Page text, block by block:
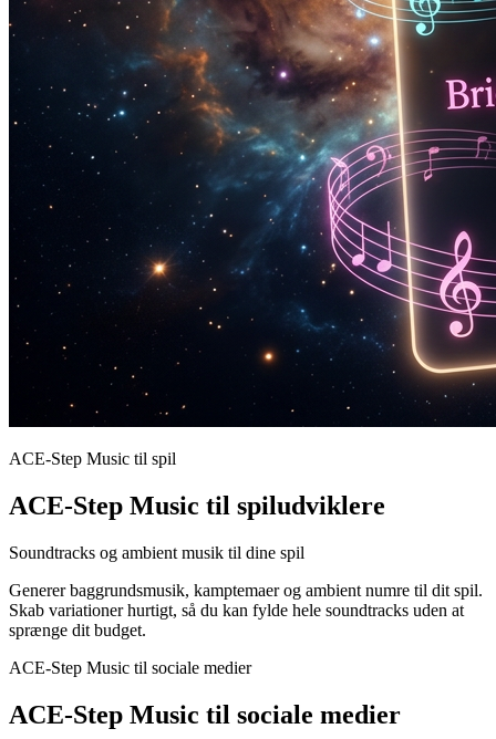
ACE-Step Music til spil
ACE-Step Music til spiludviklere
Soundtracks og ambient musik til dine spil
Generer baggrundsmusik, kamptemaer og ambient numre til dit spil.
Skab variationer hurtigt, så du kan fylde hele soundtracks uden at
sprænge dit budget.
ACE-Step Music til sociale medier
ACE-Step Music til sociale medier